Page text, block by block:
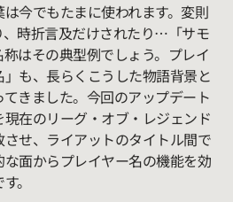
は今でもたまに使われます。変則
、時折言及だけされたり…「サモ
はその典型例でしょう。プレイ
も、長らくこうした物語背景と
きました。今回のアップデート
在のリーグ・オブ・レジェンド
せ、ライアットのタイトル間で
面からプレイヤー名の機能を効
。